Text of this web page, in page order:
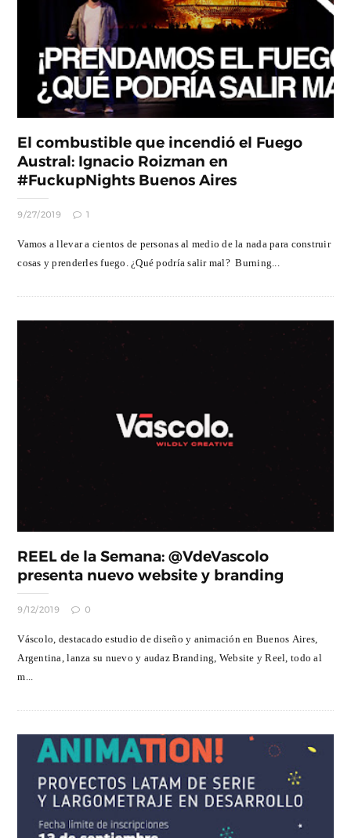
El combustible que incendió el Fuego
Austral: Ignacio Roizman en
#FuckupNights Buenos Aires
9/27/2019 1
Vamos a llevar a cientos de personas al medio de la nada para construir
cosas y prenderles fuego. ¿Qué podría salir mal? Burning...
REEL de la Semana: @VdeVascolo
presenta nuevo website y branding
9/12/2019 0
Váscolo, destacado estudio de diseño y animación en Buenos Aires,
Argentina, lanza su nuevo y audaz Branding, Website y Reel, todo al
m...